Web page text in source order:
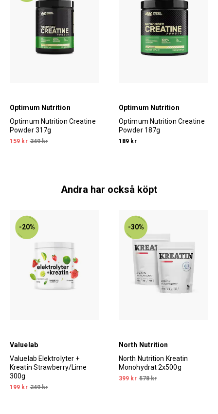
Optimum Nutrition
Optimum Nutrition Creatine
Powder 317g
159 kr 349 kr
Optimum Nutrition
Optimum Nutrition Creatine
Powder 187g
189 kr
Andra har också köpt
-20%
Valuelab
Valuelab Elektrolyter +
Kreatin Strawberry/Lime
300g
199 kr 249 kr
-30%
North Nutrition
North Nutrition Kreatin
Monohydrat 2x500g
399 kr 578 kr